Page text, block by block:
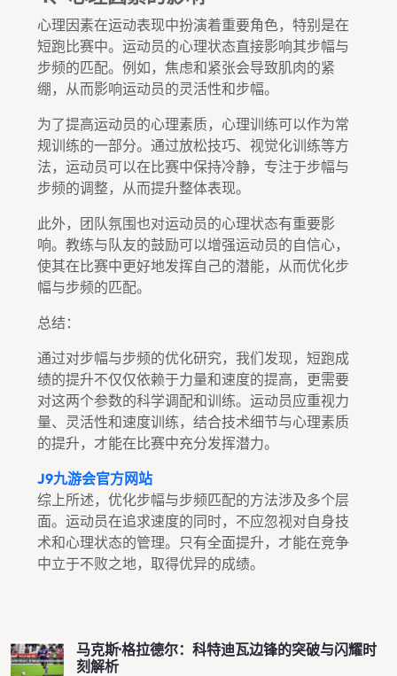
心理因素在运动表现中扮演着重要角色，特别是在
短跑比赛中。运动员的心理状态直接影响其步幅与
步频的匹配。例如，焦虑和紧张会导致肌肉的紧
绷，从而影响运动员的灵活性和步幅。
为了提高运动员的心理素质，心理训练可以作为常
规训练的一部分。通过放松技巧、视觉化训练等方
法，运动员可以在比赛中保持冷静，专注于步幅与
步频的调整，从而提升整体表现。
此外，团队氛围也对运动员的心理状态有重要影
响。教练与队友的鼓励可以增强运动员的自信心，
使其在比赛中更好地发挥自己的潜能，从而优化步
幅与步频的匹配。
总结：
通过对步幅与步频的优化研究，我们发现，短跑成
绩的提升不仅仅依赖于力量和速度的提高，更需要
对这两个参数的科学调配和训练。运动员应重视力
量、灵活性和速度训练，结合技术细节与心理素质
的提升，才能在比赛中充分发挥潜力。
J9九游会官方网站
综上所述，优化步幅与步频匹配的方法涉及多个层
面。运动员在追求速度的同时，不应忽视对自身技
术和心理状态的管理。只有全面提升，才能在竞争
中立于不败之地，取得优异的成绩。
马克斯·格拉德尔：科特迪瓦边锋的突破与闪耀时
刻解析